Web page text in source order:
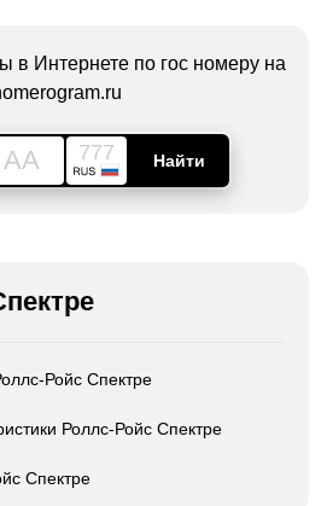
в Интернете по гос номеру на
AA 777 Найти
Ройс Спектре
Роллс-Ройс Спектре
Спектре